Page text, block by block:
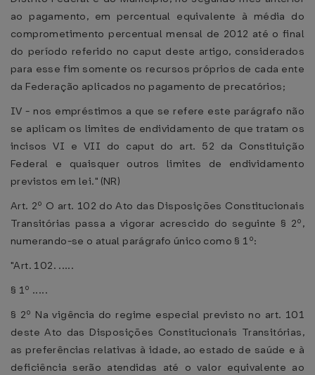
ao pagamento, em percentual equivalente à média do
comprometimento percentual mensal de 2012 até o final
do período referido no caput deste artigo, considerados
para esse fim somente os recursos próprios de cada ente
da Federação aplicados no pagamento de precatórios;
IV - nos empréstimos a que se refere este parágrafo não
se aplicam os limites de endividamento de que tratam os
incisos VI e VII do caput do art. 52 da Constituição
Federal e quaisquer outros limites de endividamento
previstos em lei." (NR)
Art. 2º O art. 102 do Ato das Disposições Constitucionais
Transitórias passa a vigorar acrescido do seguinte § 2º,
numerando-se o atual parágrafo único como § 1º:
"Art. 102. .....
§ 1º .....
§ 2º Na vigência do regime especial previsto no art. 101
deste Ato das Disposições Constitucionais Transitórias,
as preferências relativas à idade, ao estado de saúde e à
deficiência serão atendidas até o valor equivalente ao